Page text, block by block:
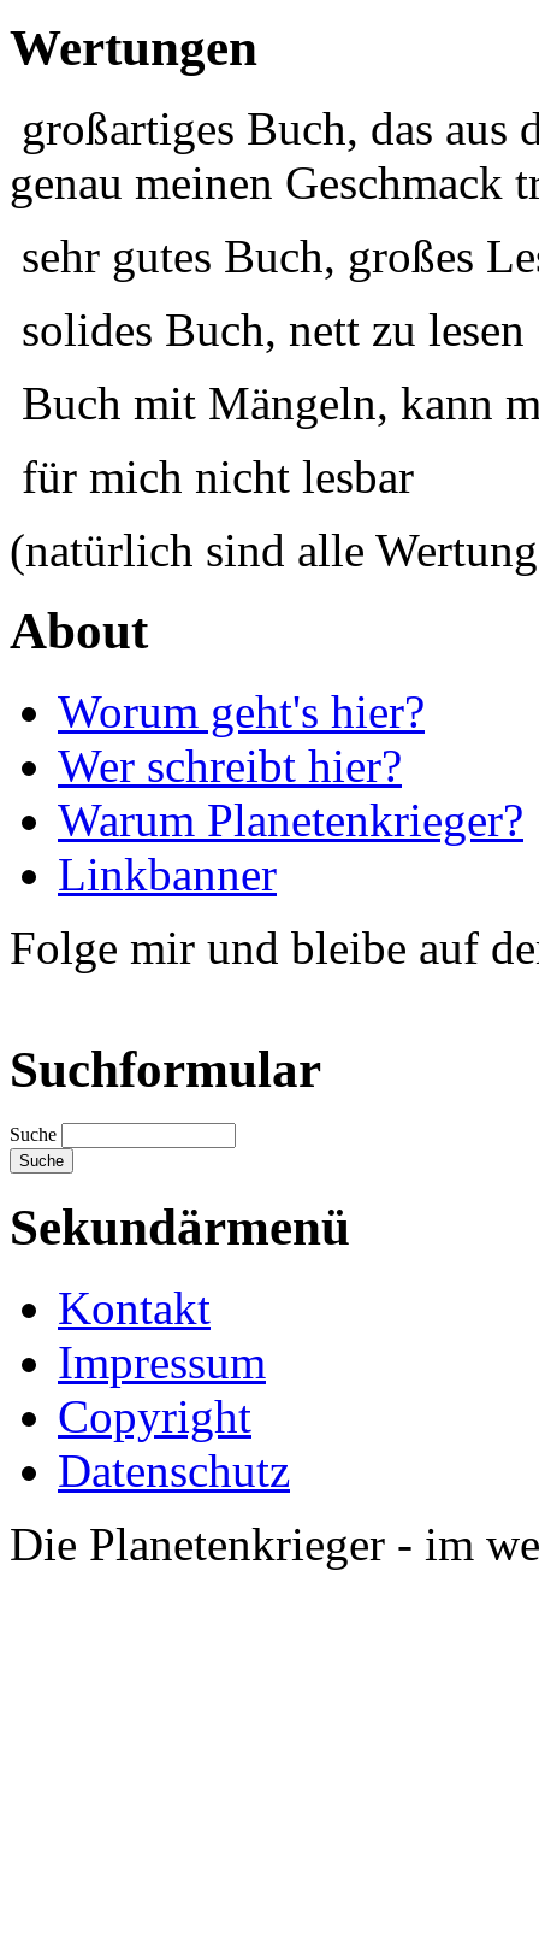
Wertungen
großartiges Buch, das aus
genau meinen Geschmack
sehr gutes Buch, großes
solides Buch, nett zu lesen
Buch mit Mängeln, kann
für mich nicht lesbar
(natürlich sind alle
About
Worum geht's hier?
Wer schreibt hier?
Warum Planetenkrieger?
Linkbanner
Folge mir und bleibe auf
Suchformular
Suche
Sekundärmenü
Kontakt
Impressum
Copyright
Datenschutz
Die Planetenkrieger - im